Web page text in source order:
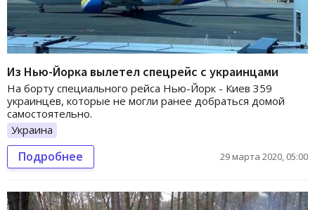
Из Нью-Йорка вылетел спецрейс с украинцами
На борту специального рейса Нью-Йорк - Киев 359
украинцев, которые не могли ранее добраться домой
самостоятельно.
Украина
Подробнее 29 марта 2020, 05:00